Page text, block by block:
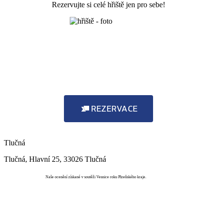
Rezervujte si celé hřiště jen pro sebe!
REZERVACE
Tlučná
Tlučná, Hlavní 25, 33026 Tlučná
Naše ocenění získané v soutěži Vesnice roku Plzeňského kraje.